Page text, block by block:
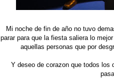
Mi noche de fin de año no tuvo
parar para que la fiesta saliera lo
aquellas personas que por
Y deseo de corazon que todos